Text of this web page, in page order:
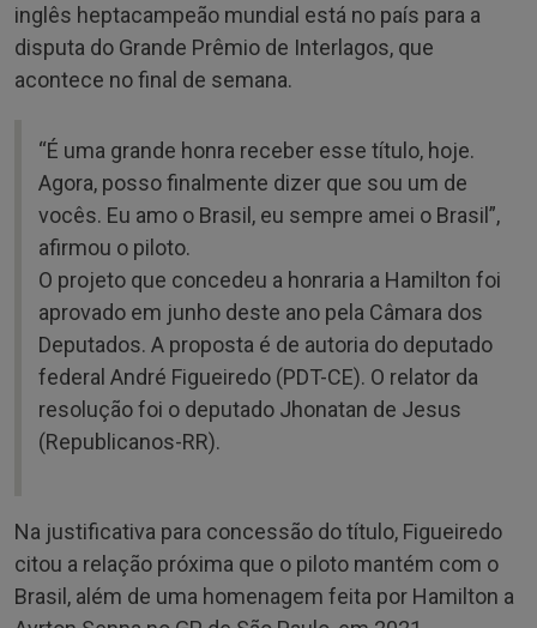
inglês heptacampeão mundial está no país para a
disputa do Grande Prêmio de Interlagos, que
acontece no final de semana.
“É uma grande honra receber esse título, hoje.
Agora, posso finalmente dizer que sou um de
vocês. Eu amo o Brasil, eu sempre amei o Brasil”,
afirmou o piloto.
O projeto que concedeu a honraria a Hamilton foi
aprovado em junho deste ano pela Câmara dos
Deputados. A proposta é de autoria do deputado
federal André Figueiredo (PDT-CE). O relator da
resolução foi o deputado Jhonatan de Jesus
(Republicanos-RR).
Na justificativa para concessão do título, Figueiredo
citou a relação próxima que o piloto mantém com o
Brasil, além de uma homenagem feita por Hamilton a